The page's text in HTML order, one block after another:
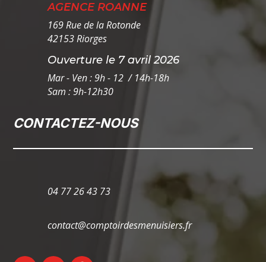
AGENCE ROANNE
169 Rue de la Rotonde
42153 Riorges
Ouverture le 7 avril 2026
Mar - Ven : 9h - 12 / 14h-18h
Sam : 9h-12h30
CONTACTEZ-NOUS
04 77 26 43 73
contact@comptoirdesmenuisiers.fr